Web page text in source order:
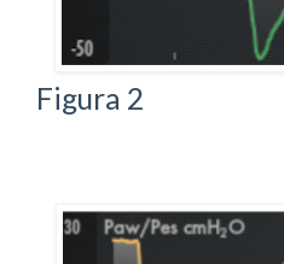
Figura 2